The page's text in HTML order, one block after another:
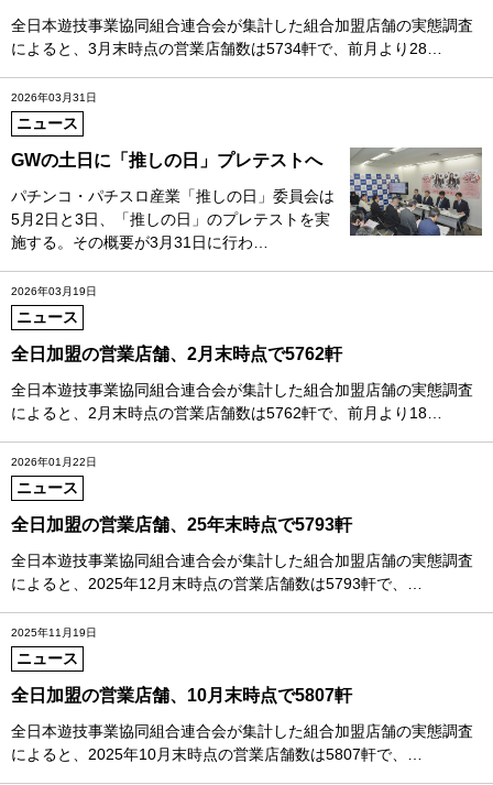
全日本遊技事業協同組合連合会が集計した組合加盟店舗の実態調査
によると、3月末時点の営業店舗数は5734軒で、前月より28…
2026年03月31日
ニュース
GWの土日に「推しの日」プレテストへ
パチンコ・パチスロ産業「推しの日」委員会は
5月2日と3日、「推しの日」のプレテストを実
施する。その概要が3月31日に行わ…
2026年03月19日
ニュース
全日加盟の営業店舗、2月末時点で5762軒
全日本遊技事業協同組合連合会が集計した組合加盟店舗の実態調査
によると、2月末時点の営業店舗数は5762軒で、前月より18…
2026年01月22日
ニュース
全日加盟の営業店舗、25年末時点で5793軒
全日本遊技事業協同組合連合会が集計した組合加盟店舗の実態調査
によると、2025年12月末時点の営業店舗数は5793軒で、…
2025年11月19日
ニュース
全日加盟の営業店舗、10月末時点で5807軒
全日本遊技事業協同組合連合会が集計した組合加盟店舗の実態調査
によると、2025年10月末時点の営業店舗数は5807軒で、…